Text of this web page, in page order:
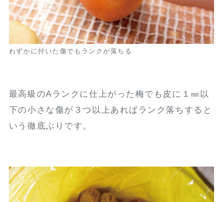
わずかに付いた傷でもランクが落ちる
最高級のAランクに仕上がった梅でも皮に１㎜以
下の小さな傷が３つ以上あればランク落ちすると
いう徹底ぶりです。